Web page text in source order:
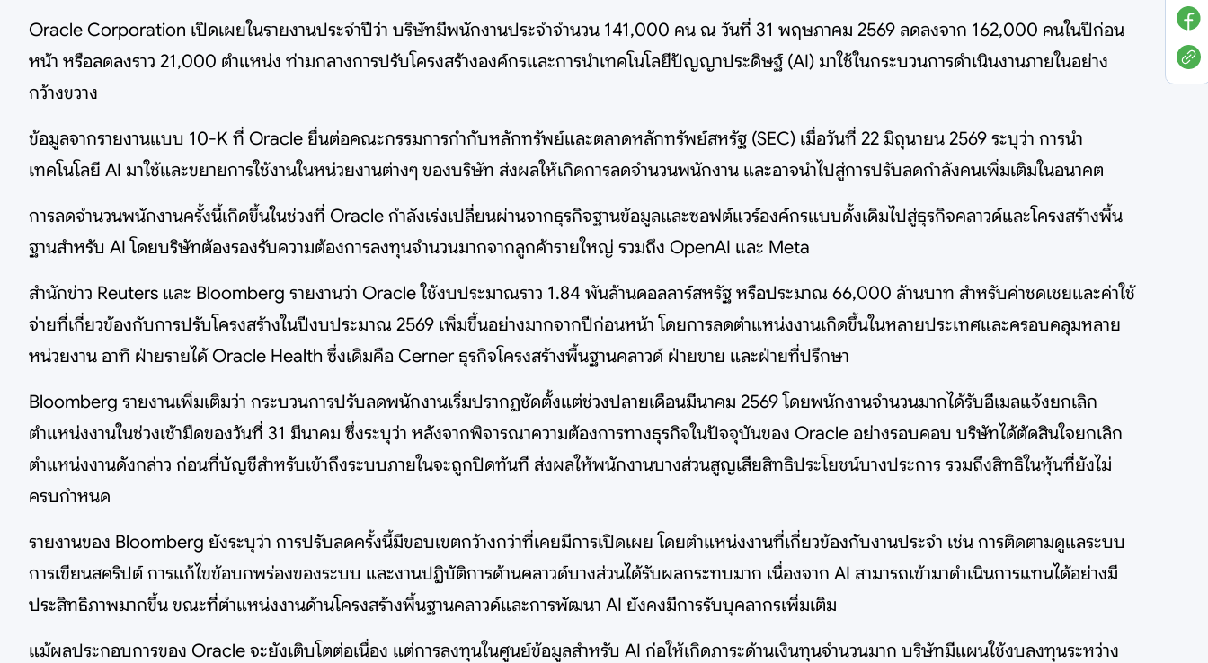
Oracle Corporation เปิดเผยในรายงานประจำปีว่า บริษัทมีพนักงานประจำจำนวน 141,000 คน ณ วันที่ 31 พฤษภาคม 2569 ลดลงจาก 162,000 คนในปีก่อน
หน้า หรือลดลงราว 21,000 ตำแหน่ง ท่ามกลางการปรับโครงสร้างองค์กรและการนำเทคโนโลยีปัญญาประดิษฐ์ (AI) มาใช้ในกระบวนการดำเนินงานภายในอย่าง
กว้างขวาง
ข้อมูลจากรายงานแบบ 10-K ที่ Oracle ยื่นต่อคณะกรรมการกำกับหลักทรัพย์และตลาดหลักทรัพย์สหรัฐ (SEC) เมื่อวันที่ 22 มิถุนายน 2569 ระบุว่า การนำ
เทคโนโลยี AI มาใช้และขยายการใช้งานในหน่วยงานต่างๆ ของบริษัท ส่งผลให้เกิดการลดจำนวนพนักงาน และอาจนำไปสู่การปรับลดกำลังคนเพิ่มเติมในอนาคต
การลดจำนวนพนักงานครั้งนี้เกิดขึ้นในช่วงที่ Oracle กำลังเร่งเปลี่ยนผ่านจากธุรกิจฐานข้อมูลและซอฟต์แวร์องค์กรแบบดั้งเดิมไปสู่ธุรกิจคลาวด์และโครงสร้างพื้น
ฐานสำหรับ AI โดยบริษัทต้องรองรับความต้องการลงทุนจำนวนมากจากลูกค้ารายใหญ่ รวมถึง OpenAI และ Meta
สำนักข่าว Reuters และ Bloomberg รายงานว่า Oracle ใช้งบประมาณราว 1.84 พันล้านดอลลาร์สหรัฐ หรือประมาณ 66,000 ล้านบาท สำหรับค่าชดเชยและค่าใช้
จ่ายที่เกี่ยวข้องกับการปรับโครงสร้างในปีงบประมาณ 2569 เพิ่มขึ้นอย่างมากจากปีก่อนหน้า โดยการลดตำแหน่งงานเกิดขึ้นในหลายประเทศและครอบคลุมหลาย
หน่วยงาน อาทิ ฝ่ายรายได้ Oracle Health ซึ่งเดิมคือ Cerner ธุรกิจโครงสร้างพื้นฐานคลาวด์ ฝ่ายขาย และฝ่ายที่ปรึกษา
Bloomberg รายงานเพิ่มเติมว่า กระบวนการปรับลดพนักงานเริ่มปรากฏชัดตั้งแต่ช่วงปลายเดือนมีนาคม 2569 โดยพนักงานจำนวนมากได้รับอีเมลแจ้งยกเลิก
ตำแหน่งงานในช่วงเช้ามืดของวันที่ 31 มีนาคม ซึ่งระบุว่า หลังจากพิจารณาความต้องการทางธุรกิจในปัจจุบันของ Oracle อย่างรอบคอบ บริษัทได้ตัดสินใจยกเลิก
ตำแหน่งงานดังกล่าว ก่อนที่บัญชีสำหรับเข้าถึงระบบภายในจะถูกปิดทันที ส่งผลให้พนักงานบางส่วนสูญเสียสิทธิประโยชน์บางประการ รวมถึงสิทธิในหุ้นที่ยังไม่
ครบกำหนด
รายงานของ Bloomberg ยังระบุว่า การปรับลดครั้งนี้มีขอบเขตกว้างกว่าที่เคยมีการเปิดเผย โดยตำแหน่งงานที่เกี่ยวข้องกับงานประจำ เช่น การติดตามดูแลระบบ
การเขียนสคริปต์ การแก้ไขข้อบกพร่องของระบบ และงานปฏิบัติการด้านคลาวด์บางส่วนได้รับผลกระทบมาก เนื่องจาก AI สามารถเข้ามาดำเนินการแทนได้อย่างมี
ประสิทธิภาพมากขึ้น ขณะที่ตำแหน่งงานด้านโครงสร้างพื้นฐานคลาวด์และการพัฒนา AI ยังคงมีการรับบุคลากรเพิ่มเติม
แม้ผลประกอบการของ Oracle จะยังเติบโตต่อเนื่อง แต่การลงทุนในศูนย์ข้อมูลสำหรับ AI ก่อให้เกิดภาระด้านเงินทุนจำนวนมาก บริษัทมีแผนใช้งบลงทุนระหว่าง